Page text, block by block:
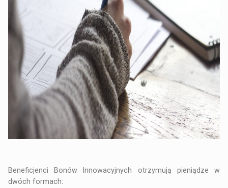
Beneficjenci Bonów Innowacyjnych otrzymują pieniądze w
dwóch formach: